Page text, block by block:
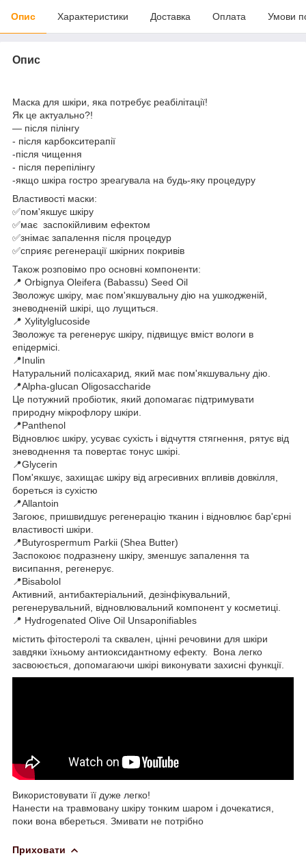
Опис Характеристики Доставка Оплата Умови
Опис
Маска для шкіри, яка потребує реабілітації!
Як це актуально?!
— після пілінгу
- після карбокситерапії
-після чищення
- після перепілінгу
-якщо шкіра гостро зреагувала на будь-яку процедуру
Властивості маски:
✅пом'якшує шкіру
✅має заспокійливим ефектом
✅знімає запалення після процедур
✅сприяє регенерації шкірних покривів
Також розповімо про основні компоненти:
📍 Orbignya Oleifera (Babassu) Seed Oil
Зволожує шкіру, має пом'якшувальну дію на ушкодженій,
зневодненій шкірі, що лущиться.
📍 Xylitylglucoside
Зволожує та регенерує шкіру, підвищує вміст вологи в
епідермісі.
📍Inulin
Натуральний полісахарид, який має пом'якшувальну дію.
📍Alpha-glucan Оligosaccharide
Це потужний пробіотик, який допомагає підтримувати
природну мікрофлору шкіри.
📍Panthenol
Відновлює шкіру, усуває сухість і відчуття стягнення, рятує від
зневоднення та повертає тонус шкірі.
📍Glycerin
Пом'якшує, захищає шкіру від агресивних впливів довкілля,
бореться із сухістю
📍Allantoin
Загоює, пришвидшує регенерацію тканин і відновлює бар'єрні
властивості шкіри.
📍Butyrospermum Parkii (Shea Butter)
Заспокоює подразнену шкіру, зменшує запалення та
висипання, регенерує.
📍Bisabolol
Активний, антибактеріальний, дезінфікувальний,
регенерувальний, відновлювальний компонент у косметиці.
📍 Hydrogenated Olive Oil Unsaponifiables
містить фітостеролі та сквален, цінні речовини для шкіри
завдяки їхньому антиоксидантному ефекту. Вона легко
засвоюється, допомагаючи шкірі виконувати захисні функції.
Використовувати її дуже легко!
Нанести на травмовану шкіру тонким шаром і дочекатися,
поки вона вбереться. Змивати не потрібно
Приховати